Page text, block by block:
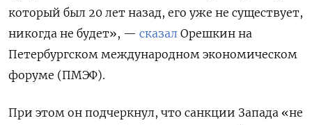
который был 20 лет назад, его уже не существует,
никогда не будет», — сказал Орешкин на
Петербургском международном экономическом
форуме (ПМЭФ).
При этом он подчеркнул, что санкции Запада «не